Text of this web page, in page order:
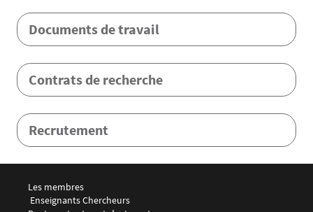
Documents de travail
Contrats de recherche
Recrutement
Menu footer LEMMA 1
Les membres
Enseignants Chercheurs